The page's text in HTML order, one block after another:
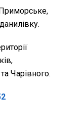
Приморське,
Чарівного.